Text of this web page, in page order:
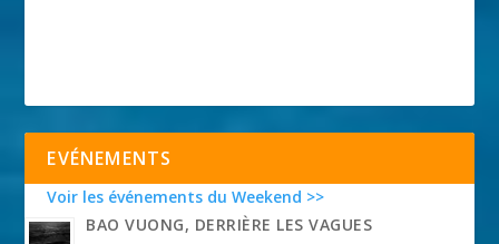
EVÉNEMENTS
Voir les événements du Weekend >>
BAO VUONG, DERRIÈRE LES VAGUES